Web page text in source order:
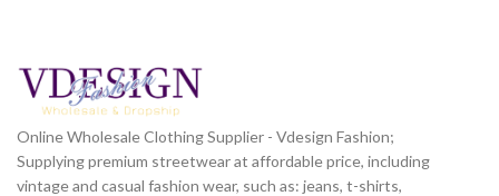
Online Wholesale Clothing Supplier - Vdesign Fashion;
Supplying premium streetwear at affordable price, including
vintage and casual fashion wear, such as: jeans, t-shirts,